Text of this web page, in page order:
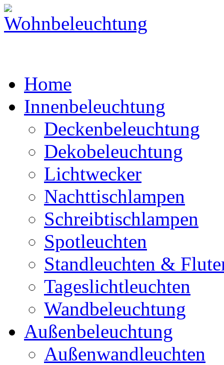
Home
Innenbeleuchtung
Deckenbeleuchtung
Dekobeleuchtung
Lichtwecker
Nachttischlampen
Schreibtischlampen
Spotleuchten
Standleuchten &
Tageslichtleuchten
Wandbeleuchtung
Außenbeleuchtung
Außenwandleuchten